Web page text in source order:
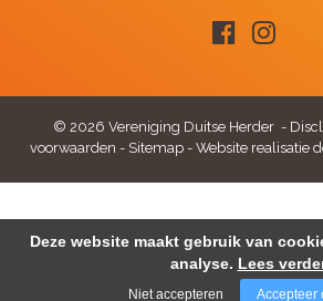
© 2026 Vereniging Duitse Herder -
voorwaarden - Sitemap- Website realisatie
Deze website maakt gebruik van
analyse. Lees
Niet accepteren Accepteer